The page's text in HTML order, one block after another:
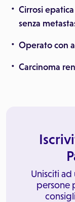
Cirrosi
senza
Operato con
Carcinoma
Unisciti
persone